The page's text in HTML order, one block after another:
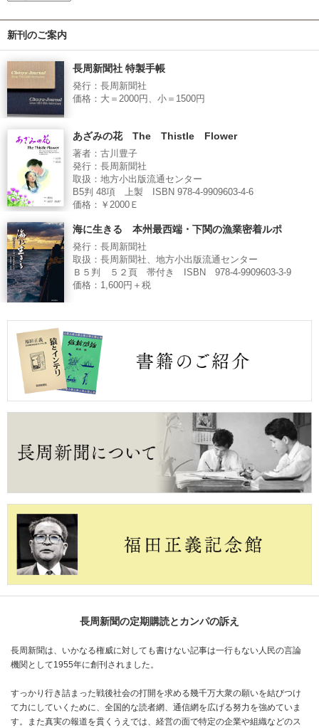
新刊のご案内
長周新聞社 特製手帳
発行：長周新聞社
価格：大＝2000円、小＝1500円
あざみの花 The Thistle Flower
著者：古川豊子
発行：長周新聞社
取扱：地方小出版流通センター
B5判 48項 上製 ISBN 978-4-9909603-4-6
価格：￥2000Ｅ
海に生きる 本州最西端・下関の漁業密着ルポ
発行：長周新聞社
取扱：長周新聞社、地方小出版流通センター
Ｂ５判 ５２頁 帯付き ISBN 978-4-9909603-3-9
価格：1,600円＋税
長周新聞の定期購読とカンパの訴え
長周新聞は、いかなる権威に対しても書けない記事は一行もない人民の言論
機関として1955年に創刊されました。
すっかり行き詰まった戦後社会の打開を求める幾千万大衆の願いを結びつけ
て力にしていくために、全国的な読者網、通信網を広げる努力を強めていま
す。また真実の報道を貫くうえでは、経営の面で特定の企業や組織などのス